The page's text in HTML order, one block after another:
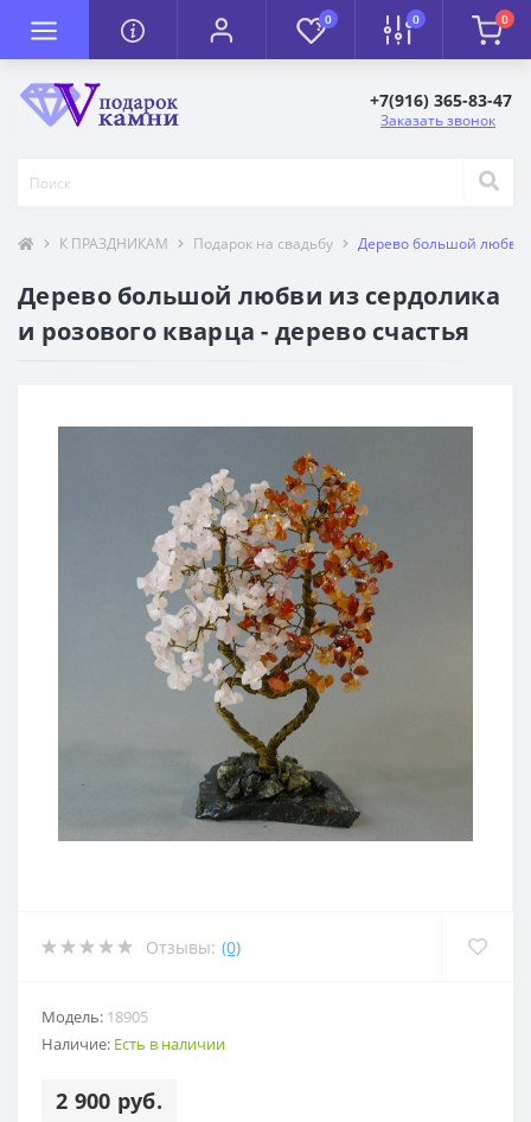
0 0 0
+7(916) 365-83-47
Заказать звонок
К ПРАЗДНИКАМ Подарок на свадьбу Дерево большой любви
Дерево большой любви из сердолика
и розового кварца - дерево счастья
Отзывы: (0)
Модель: 18905
Наличие: Есть в наличии
2 900 руб.